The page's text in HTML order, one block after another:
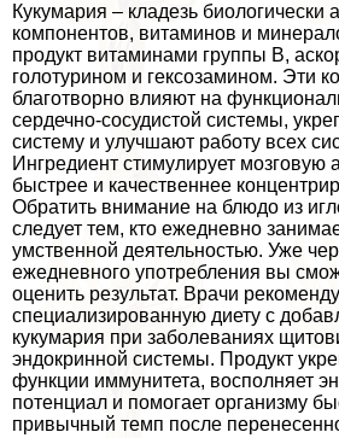
Кукумария – кладезь биологически
компонентов, витаминов и
продукт витаминами группы В,
голотурином и гексозамином. Эти
благотворно влияют на
сердечно-сосудистой системы,
систему и улучшают работу всех
Ингредиент стимулирует мозговую
быстрее и качественнее
Обратить внимание на блюдо из
следует тем, кто ежедневно
умственной деятельностью. Уже
ежедневного употрeбления вы
оценить результат. Врачи
специализированную диету с
кукумария при заболеваниях
эндокринной системы. Продукт
функции иммунитета, восполняет
потенциал и помогает организму
привычный темп после